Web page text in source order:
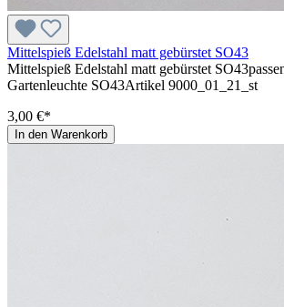
Mittelspieß Edelstahl matt gebürstet SO43
Mittelspieß Edelstahl matt gebürstet
Gartenleuchte SO43Artikel 9000_01_21_st
3,00 €*
In den Warenkorb